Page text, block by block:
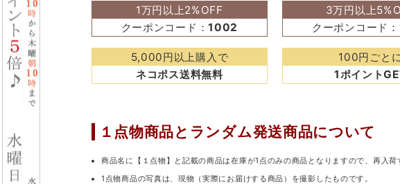
1万円以上2%OFF
クーポンコード：1002
3万円以上
クーポンコード：
5,000円以上購入で
ネコポス送料無料
100円ごとに
1ポイント
１点物商品と ランダム発送商品について
商品名に【１点物】と記載の商品は在庫が1点のみの商品となりますので、再入
1点物商品の写真は、現物（実際にお届けする商品）を撮影したものです。